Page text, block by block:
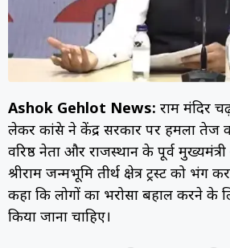
Ashok Gehlot News: राम मंदिर
लेकर कांग्रेस ने केंद्र सरकार पर हमला तेज
वरिष्ठ नेता और राजस्थान के पूर्व
श्रीराम जन्मभूमि तीर्थ क्षेत्र ट्रस्ट को
कहा कि लोगों का भरोसा बहाल करने के
किया जाना चाहिए।